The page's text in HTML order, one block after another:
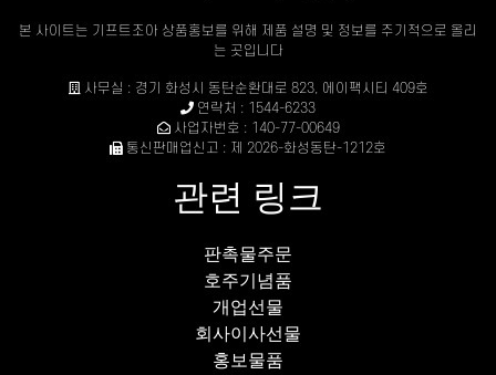
본 사이트는 기프트조아 상품홍보를 위해 제품 설명 및 정보를 주기적으로 올리
는 곳입니다
사무실 : 경기 화성시 동탄순환대로 823, 에이팩시티 409호
연락처 : 1544-6233
사업자번호 : 140-77-00649
통신판매업신고 : 제 2026-화성동탄-1212호
관련 링크
판촉물주문
호주기념품
개업선물
회사이사선물
홍보물품